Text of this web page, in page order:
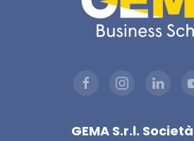
GEMA S.r.l.